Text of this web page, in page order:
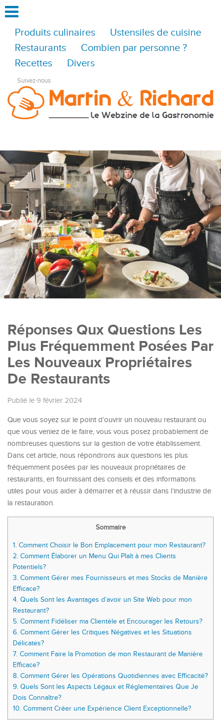
Produits culinaires
Ustensiles de cuisine
Restaurants
Combien par personne ?
Recettes
Divers
Suivez-nous
Réponses Qux Questions Les
Plus Fréquemment Posées Par
Les Nouveaux Propriétaires
De Restaurants
Publié le 9 février 2024
Que vous soyez sur le point d’ouvrir un nouveau restaurant ou
que vous veniez de le faire, vous vous posez probablement de
nombreuses questions sur la gestion de votre établissement.
Dans cet article, nous répondrons aux questions les plus
fréquemment posées par les nouveaux propriétaires de
restaurants, en fournissant des conseils et des informations
utiles pour vous aider à démarrer et à réussir dans l’industrie de
la restauration.
Sommaire
1. Comment Choisir le Bon Emplacement pour mon Restaurant?
2. Comment Élaborer un Menu Qui Plaît à mes Clients
Potentiels?
3. Comment Gérer mes Fournisseurs et mes Stocks de Manière
Efficace?
4. Quels Sont les Avantages d’avoir un Site Web pour mon
Restaurant?
5. Comment Fidéliser ma Clientèle et Encourager les Retours?
6. Comment Gérer les Critiques Négatives et les Situations
Délicates?
7. Comment Faire la Promotion de mon Restaurant de Manière
Efficace?
8. Comment Gérer les Opérations Quotidiennes avec Efficacité?
9. Quels Sont les Aspects Légaux et Réglementaires Que Je
Dois Connaître?
10. Comment Créer une Expérience Client Exceptionnelle?